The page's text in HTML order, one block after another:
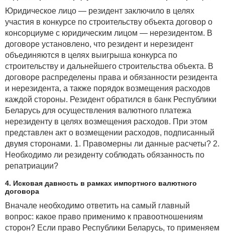
Юридическое лицо — резидент заключило в целях
участия в конкурсе по строительству объекта договор о
консорциуме с юридическим лицом — нерезидентом. В
договоре установлено, что резидент и нерезидент
объединяются в целях выигрыша конкурса по
строительству и дальнейшего строительства объекта. В
договоре распределены права и обязанности резидента
и нерезидента, а также порядок возмещения расходов
каждой стороны. Резидент обратился в банк Республики
Беларусь для осуществления валютного платежа
нерезиденту в целях возмещения расходов. При этом
представлен акт о возмещении расходов, подписанный
двумя сторонами. 1. Правомерны ли данные расчеты? 2.
Необходимо ли резиденту соблюдать обязанность по
репатриации?
4. Исковая давность в рамках импортного валютного
договора
Вначале необходимо ответить на самый главный
вопрос: какое право применимо к правоотношениям
сторон? Если право Республики Беларусь, то применяем